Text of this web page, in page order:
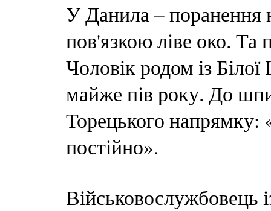
У Данила – поранення
пов'язкою ліве око. Та
Чоловік родом із
майже пів року. До
Торецького
постійно».
Військовослужбовець